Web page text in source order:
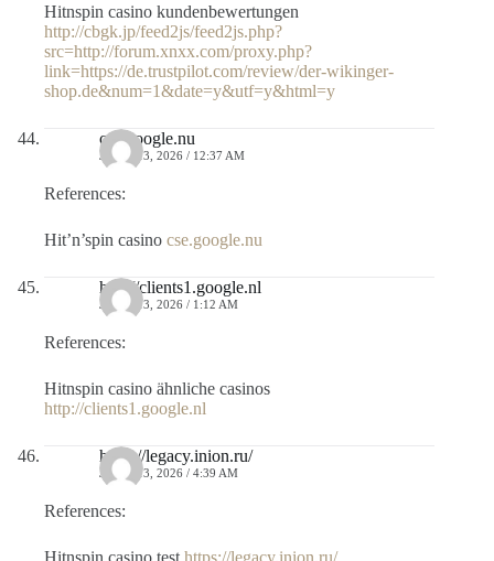
Hitnspin casino kundenbewertungen
http://cbgk.jp/feed2js/feed2js.php?
src=http://forum.xnxx.com/proxy.php?
link=https://de.trustpilot.com/review/der-wikinger-
shop.de&num=1&date=y&utf=y&html=y
cse.google.nu
JULIO 13, 2026 / 12:37 AM
References:
Hit’n’spin casino cse.google.nu
http://clients1.google.nl
JULIO 13, 2026 / 1:12 AM
References:
Hitnspin casino ähnliche casinos
http://clients1.google.nl
https://legacy.inion.ru/
JULIO 13, 2026 / 4:39 AM
References:
Hitnspin casino test https://legacy.inion.ru/